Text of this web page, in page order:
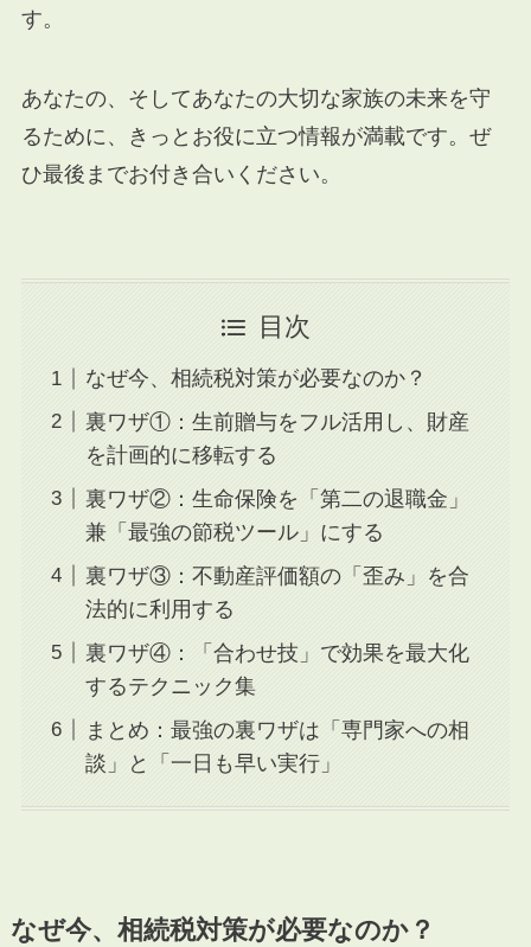
す。
あなたの、そしてあなたの大切な家族の未来を守
るために、きっとお役に立つ情報が満載です。ぜ
ひ最後までお付き合いください。
目次
なぜ今、相続税対策が必要なのか？
裏ワザ①：生前贈与をフル活用し、財産
を計画的に移転する
裏ワザ②：生命保険を「第二の退職金」
兼「最強の節税ツール」にする
裏ワザ③：不動産評価額の「歪み」を合
法的に利用する
裏ワザ④：「合わせ技」で効果を最大化
するテクニック集
まとめ：最強の裏ワザは「専門家への相
談」と「一日も早い実行」
なぜ今、相続税対策が必要なのか？